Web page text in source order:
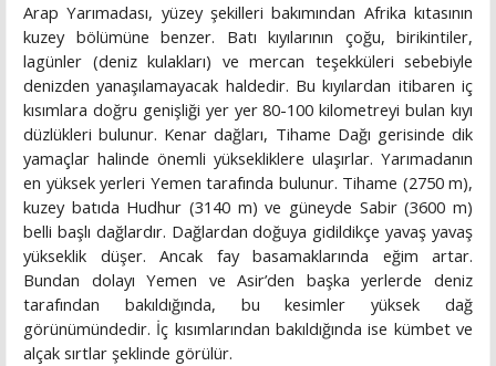
Arap Yarımadası, yüzey şekilleri bakımından Afrika kıtasının
kuzey bölümüne benzer. Batı kıyılarının çoğu, birikintiler,
lagünler (deniz kulakları) ve mercan teşekküleri sebebiyle
denizden yanaşılamayacak haldedir. Bu kıyılardan itibaren iç
kısımlara doğru genişliği yer yer 80-100 kilometreyi bulan kıyı
düzlükleri bulunur. Kenar dağları, Tihame Dağı gerisinde dik
yamaçlar halinde önemli yüksekliklere ulaşırlar. Yarımadanın
en yüksek yerleri Yemen tarafında bulunur. Tihame (2750 m),
kuzey batıda Hudhur (3140 m) ve güneyde Sabir (3600 m)
belli başlı dağlardır. Dağlardan doğuya gidildikçe yavaş yavaş
yükseklik düşer. Ancak fay basamaklarında eğim artar.
Bundan dolayı Yemen ve Asir’den başka yerlerde deniz
tarafından bakıldığında, bu kesimler yüksek dağ
görünümündedir. İç kısımlarından bakıldığında ise kümbet ve
alçak sırtlar şeklinde görülür.